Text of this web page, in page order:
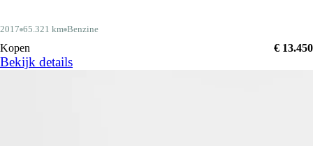
2017 65.321 km Benzine
Kopen € 13.450
Bekijk details